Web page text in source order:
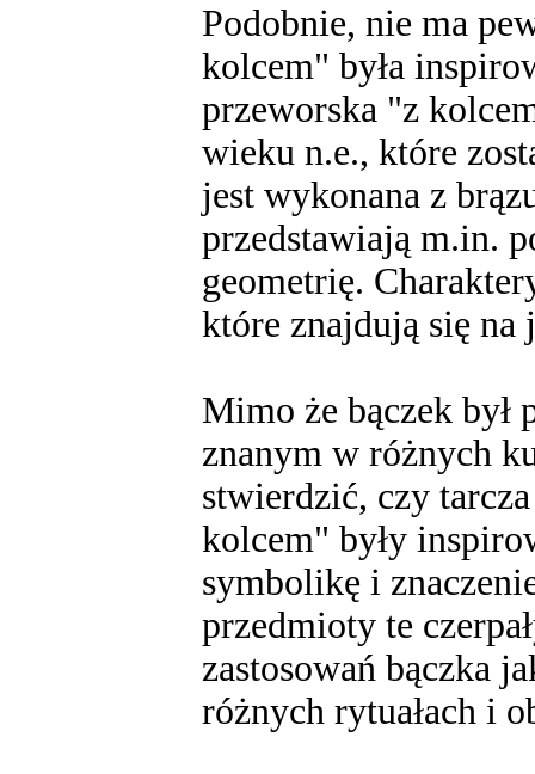
Podobnie, nie ma
kolcem" była
przeworska "z
wieku n.e., które
jest wykonana z
przedstawiają m.in.
geometrię.
które znajdują się na
Mimo że bączek był
znanym w różnych
stwierdzić, czy
kolcem" były
symbolikę i
przedmioty te
zastosowań bączka
różnych rytuałach i